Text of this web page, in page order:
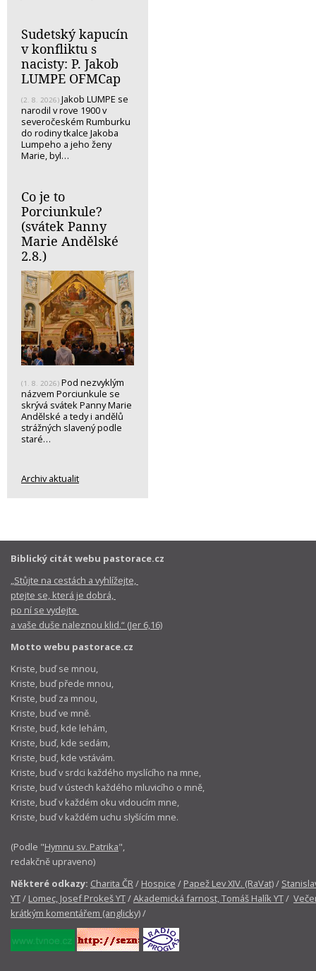
Sudetský kapucín
v konfliktu s
nacisty: P. Jakob
LUMPE OFMCap
(2. 8. 2026) Jakob LUMPE se
narodil v rove 1900 v
severočeském Rumburku
do rodiny tkalce Jakoba
Lumpeho a jeho ženy
Marie, byl…
Co je to
Porciunkule?
(svátek Panny
Marie Andělské
2.8.)
(1. 8. 2026) Pod nezvyklým
názvem Porciunkule se
skrývá svátek Panny Marie
Andělské a tedy i andělů
strážných slavený podle
staré…
Archiv aktualit
Biblický citát webu pastorace.cz
„Stůjte na cestách a vyhlížejte,
ptejte se, která je dobrá,
po ní se vydejte
a vaše duše naleznou klid.“ (Jer 6,16)
Motto webu pastorace.cz
Kriste, buď se mnou,
Kriste, buď přede mnou,
Kriste, buď za mnou,
Kriste, buď ve mně.
Kriste, buď, kde lehám,
Kriste, buď, kde sedám,
Kriste, buď, kde vstávám.
Kriste, buď v srdci každého myslícího na mne,
Kriste, buď v ústech každého mluvicího o mně,
Kriste, buď v každém oku vidoucím mne,
Kriste, buď v každém uchu slyšícím mne.
(Podle "Hymnu sv. Patrika",
redakčně upraveno)
Některé odkazy: Charita ČR/ Hospice / Papež Lev XIV. (RaVat)/
YT/ Lomec, Josef Prokeš YT/Akademická farnost, Tomáš Halík YT/
krátkým komentářem (anglicky)/